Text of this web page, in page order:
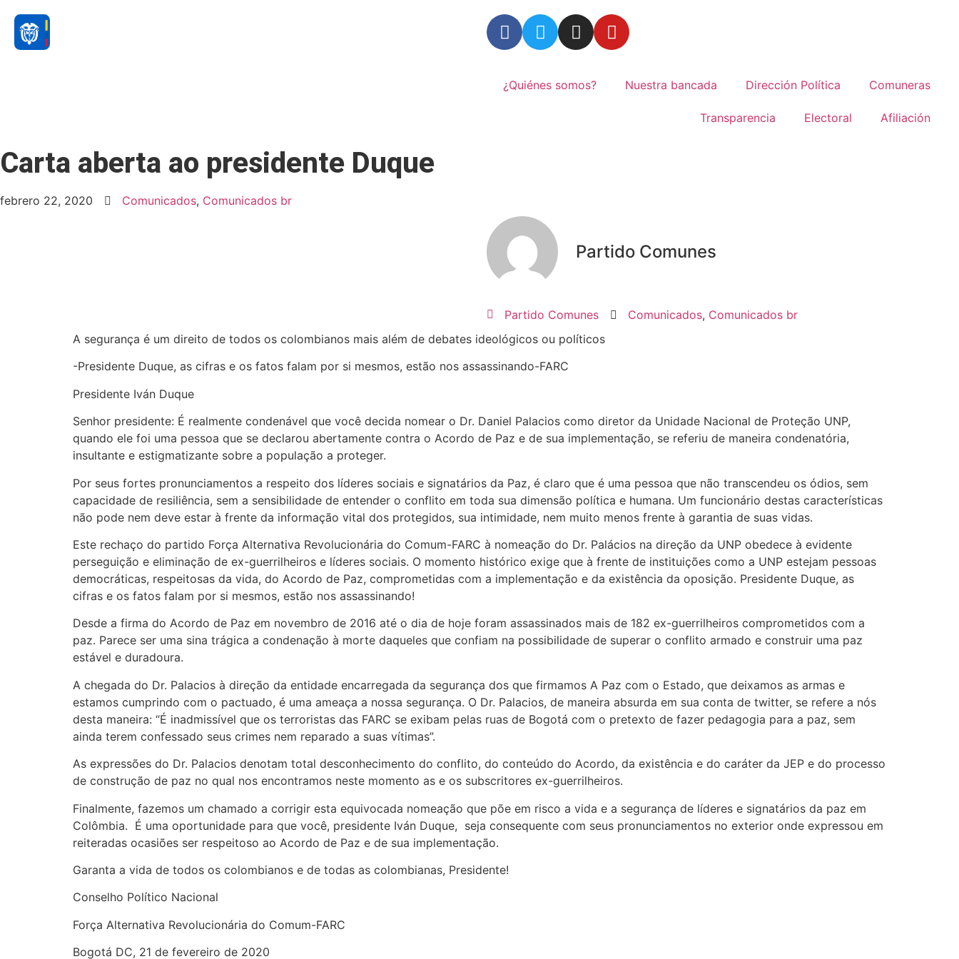
¿Quiénes somos? Nuestra bancada Dirección Política Comuneras
Transparencia Electoral Afiliación
Carta aberta ao presidente Duque
febrero 22, 2020 Comunicados, Comunicados br
Partido Comunes
Partido Comunes Comunicados, Comunicados br
A segurança é um direito de todos os colombianos mais além de debates ideológicos ou políticos
-Presidente Duque, as cifras e os fatos falam por si mesmos, estão nos assassinando-FARC
Presidente Iván Duque
Senhor presidente: É realmente condenável que você decida nomear o Dr. Daniel Palacios como diretor da Unidade Nacional de Proteção UNP,
quando ele foi uma pessoa que se declarou abertamente contra o Acordo de Paz e de sua implementação, se referiu de maneira condenatória,
insultante e estigmatizante sobre a população a proteger.
Por seus fortes pronunciamentos a respeito dos líderes sociais e signatários da Paz, é claro que é uma pessoa que não transcendeu os ódios, sem
capacidade de resiliência, sem a sensibilidade de entender o conflito em toda sua dimensão política e humana. Um funcionário destas características
não pode nem deve estar à frente da informação vital dos protegidos, sua intimidade, nem muito menos frente à garantia de suas vidas.
Este rechaço do partido Força Alternativa Revolucionária do Comum-FARC à nomeação do Dr. Palácios na direção da UNP obedece à evidente
perseguição e eliminação de ex-guerrilheiros e líderes sociais. O momento histórico exige que à frente de instituições como a UNP estejam pessoas
democráticas, respeitosas da vida, do Acordo de Paz, comprometidas com a implementação e da existência da oposição. Presidente Duque, as
cifras e os fatos falam por si mesmos, estão nos assassinando!
Desde a firma do Acordo de Paz em novembro de 2016 até o dia de hoje foram assassinados mais de 182 ex-guerrilheiros comprometidos com a
paz. Parece ser uma sina trágica a condenação à morte daqueles que confiam na possibilidade de superar o conflito armado e construir uma paz
estável e duradoura.
A chegada do Dr. Palacios à direção da entidade encarregada da segurança dos que firmamos A Paz com o Estado, que deixamos as armas e
estamos cumprindo com o pactuado, é uma ameaça a nossa segurança. O Dr. Palacios, de maneira absurda em sua conta de twitter, se refere a nós
desta maneira: “É inadmissível que os terroristas das FARC se exibam pelas ruas de Bogotá com o pretexto de fazer pedagogia para a paz, sem
ainda terem confessado seus crimes nem reparado a suas vítimas”.
As expressões do Dr. Palacios denotam total desconhecimento do conflito, do conteúdo do Acordo, da existência e do caráter da JEP e do processo
de construção de paz no qual nos encontramos neste momento as e os subscritores ex-guerrilheiros.
Finalmente, fazemos um chamado a corrigir esta equivocada nomeação que põe em risco a vida e a segurança de líderes e signatários da paz em
Colômbia. É uma oportunidade para que você, presidente Iván Duque, seja consequente com seus pronunciamentos no exterior onde expressou em
reiteradas ocasiões ser respeitoso ao Acordo de Paz e de sua implementação.
Garanta a vida de todos os colombianos e de todas as colombianas, Presidente!
Conselho Político Nacional
Força Alternativa Revolucionária do Comum-FARC
Bogotá DC, 21 de fevereiro de 2020